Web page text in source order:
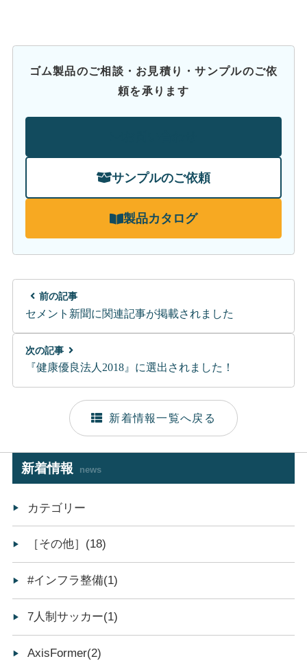
ゴム製品のご相談・お見積り・サンプルのご依
頼を承ります
サンプルのご依頼
製品カタログ
前の記事
セメント新聞に関連記事が掲載されました
次の記事
『健康優良法人2018』に選出されました！
新着情報一覧へ戻る
新着情報 news
カテゴリー
［その他］(18)
#インフラ整備(1)
7人制サッカー(1)
AxisFormer(2)